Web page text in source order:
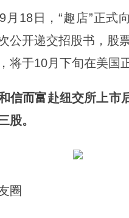
月18日，“趣店”正式
公开递交招股书，股票
将于10月下旬在美国
信而富赴纽交所上市
股。
圈